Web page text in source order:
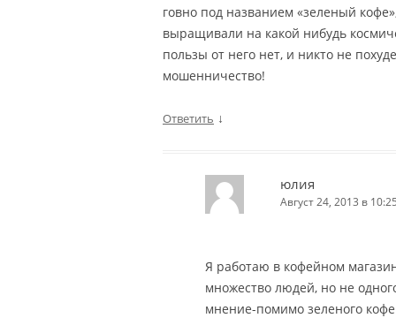
говно под названием «зеленый
выращивали на какой нибудь
пользы от него нет, и никто не
мошенничество!
Ответить ↓
юлия
Август 24, 2013 в
Я работаю в кофейном
множество людей, но не
мнение-помимо зеленого